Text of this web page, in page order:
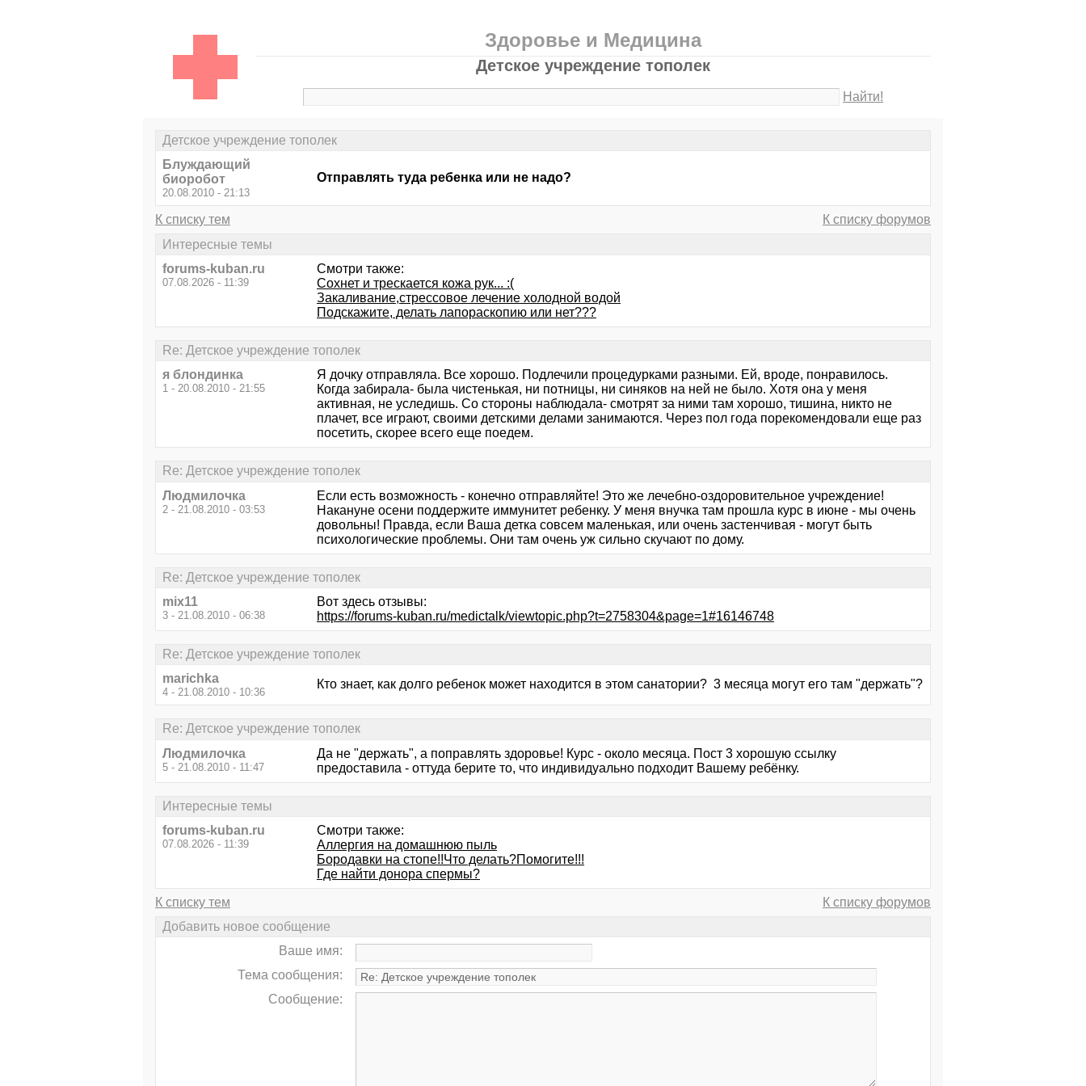
Здоровье и Медицина
Детское учреждение тополек
Найти!
Детское учреждение тополек
Блуждающий
биоробот
20.08.2010 - 21:13
Отправлять туда ребенка или не надо?
К списку тем
К списку форумов
Интересные темы
forums-kuban.ru
07.08.2026 - 11:39
Смотри также:
Сохнет и трескается кожа рук... :(
Закаливание,стрессовое лечение холодной водой
Подскажите, делать лапораскопию или нет???
Re: Детское учреждение тополек
я блондинка
1 - 20.08.2010 - 21:55
Я дочку отправляла. Все хорошо. Подлечили процедурками разными. Ей, вроде, понравилось.
Когда забирала- была чистенькая, ни потницы, ни синяков на ней не было. Хотя она у меня
активная, не уследишь. Со стороны наблюдала- смотрят за ними там хорошо, тишина, никто не
плачет, все играют, своими детскими делами занимаются. Через пол года порекомендовали еще раз
посетить, скорее всего еще поедем.
Re: Детское учреждение тополек
Людмилочка
2 - 21.08.2010 - 03:53
Если есть возможность - конечно отправляйте! Это же лечебно-оздоровительное учреждение!
Накануне осени поддержите иммунитет ребенку. У меня внучка там прошла курс в июне - мы очень
довольны! Правда, если Ваша детка совсем маленькая, или очень застенчивая - могут быть
психологические проблемы. Они там очень уж сильно скучают по дому.
Re: Детское учреждение тополек
mix11
3 - 21.08.2010 - 06:38
Вот здесь отзывы:
https://forums-kuban.ru/medictalk/viewtopic.php?t=2758304&page=1#16146748
Re: Детское учреждение тополек
marichka
4 - 21.08.2010 - 10:36
Кто знает, как долго ребенок может находится в этом санатории? 3 месяца могут его там "держать"?
Re: Детское учреждение тополек
Людмилочка
5 - 21.08.2010 - 11:47
Да не "держать", а поправлять здоровье! Курс - около месяца. Пост 3 хорошую ссылку
предоставила - оттуда берите то, что индивидуально подходит Вашему ребёнку.
Интересные темы
forums-kuban.ru
07.08.2026 - 11:39
Смотри также:
Аллергия на домашнюю пыль
Бородавки на стопе!!Что делать?Помогите!!!
Где найти донора спермы?
К списку тем
К списку форумов
Добавить новое сообщение
Ваше имя:
Тема сообщения:
Сообщение: